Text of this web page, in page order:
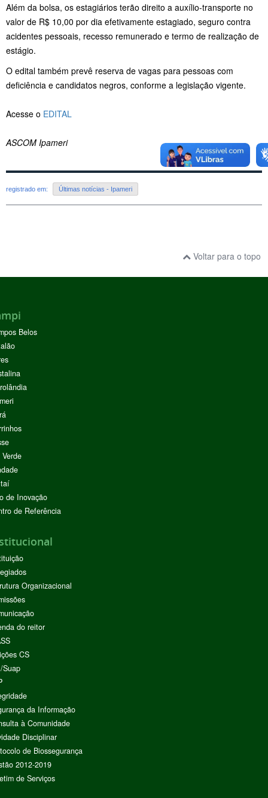
Além da bolsa, os estagiários terão direito a auxílio-transporte no
valor de R$ 10,00 por dia efetivamente estagiado, seguro contra
acidentes pessoais, recesso remunerado e termo de realização de
estágio.
O edital também prevê reserva de vagas para pessoas com
deficiência e candidatos negros, conforme a legislação vigente.
Acesse o EDITAL
ASCOM Ipameri
registrado em: Últimas notícias - Ipameri
Voltar para o topo
Belos
de Inovação
de Referência
Organizacional
do reitor
CS
Suap
da Informação
à Comunidade
Disciplinar
de Biossegurança
2012-2019
de Serviços